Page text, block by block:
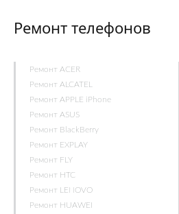
Ремонт телефонов
Ремонт ACER
Ремонт ALCATEL
Ремонт APPLE iPhone
Ремонт ASUS
Ремонт BlackBerry
Ремонт EXPLAY
Ремонт FLY
Ремонт HTC
Ремонт LENOVO
Ремонт HUAWEI